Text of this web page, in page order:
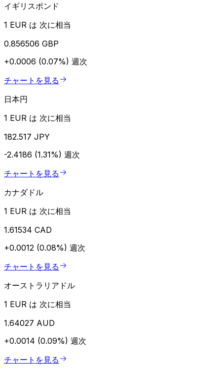
イギリスポンド
1 EUR は 次に相当
0.856506 GBP
+0.0006 (0.07%) 週次
チャートを見る
日本円
1 EUR は 次に相当
182.517 JPY
-2.4186 (1.31%) 週次
チャートを見る
カナダドル
1 EUR は 次に相当
1.61534 CAD
+0.0012 (0.08%) 週次
チャートを見る
オーストラリアドル
1 EUR は 次に相当
1.64027 AUD
+0.0014 (0.09%) 週次
チャートを見る